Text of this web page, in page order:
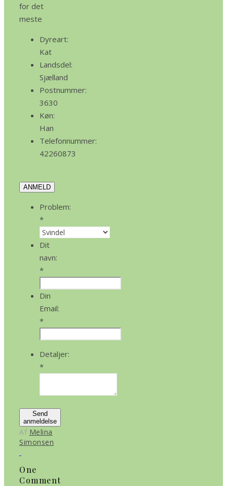
for det
meste
Dyreart:
Kat
Landsdel:
Sjælland
Postnummer:
3630
Køn:
Han
Telefonnummer:
42260873
ANMELD
Problem:
*
Dit
navn:
*
Din
Email:
*
Detaljer:
*
Send
anmeldelse
Af Melina
Simonsen
One
Comment